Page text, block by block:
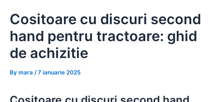
content
Cositoare cu discuri second
hand pentru tractoare: ghid
de achizitie
By mara /7 ianuarie 2025